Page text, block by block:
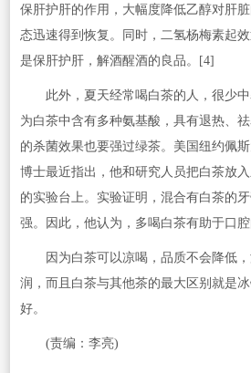
保肝护肝的作用，大幅度降低乙醇对肝
态迅速得到恢复。同时，二氢杨梅素起
是保肝护肝，解酒醒酒的良品。[4]
此外，夏天经常喝白茶的人，很少中
为白茶中含有多种氨基酸，具有退热、
的杀菌效果也要强过绿茶。美国纽约佩
博士最近指出，他和研究人员把白茶放
的实验台上。实验证明，混合有白茶的
强。因此，他认为，多喝白茶有助于口腔
因为白茶可以凉喝，品质不会降低，
润，而且白茶与其他茶的最大区别就是
好。
(责编：李亮)